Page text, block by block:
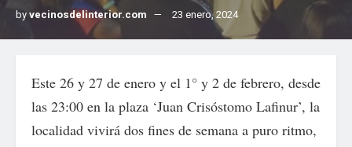
byvecinosdelinterior.com 23 enero, 2024
Este 26 y 27 de enero y el 1° y 2 de febrero, desde
las 23:00 en la plaza ‘Juan Crisóstomo Lafinur’, la
localidad vivirá dos fines de semana a puro ritmo,